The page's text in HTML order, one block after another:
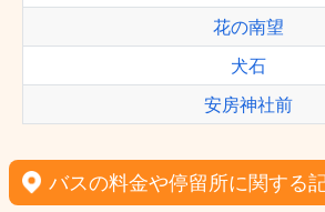
花の南望
犬石
安房神社前
バスの料金や停留所に関する